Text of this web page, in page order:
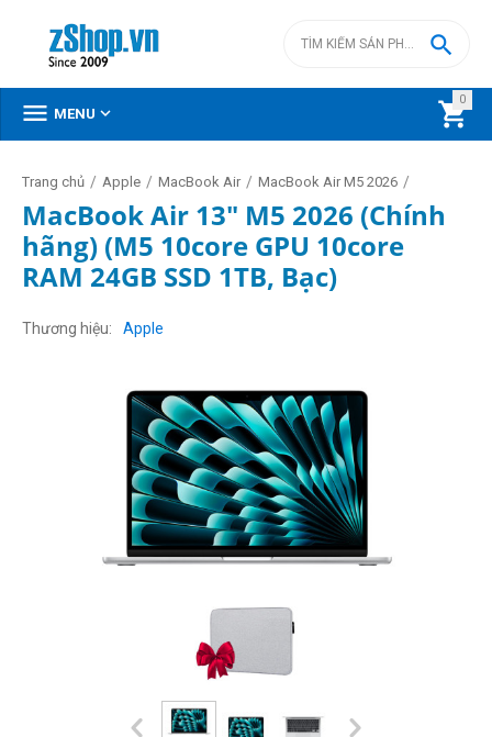
0


 MENU 
Trang chủ / Apple / MacBook Air / MacBook Air M5 2026 /
MacBook Air 13" M5 2026 (Chính
hãng) (M5 10core GPU 10core
RAM 24GB SSD 1TB, Bạc)
Thương hiệu Apple